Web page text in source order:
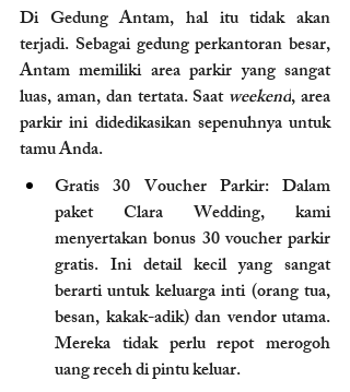
Di Gedung Antam, hal itu tidak akan
terjadi. Sebagai gedung perkantoran besar,
Antam memiliki area parkir yang sangat
luas, aman, dan tertata. Saat weekend, area
parkir ini didedikasikan sepenuhnya untuk
tamu Anda.
Gratis 30 Voucher Parkir: Dalam
paket Clara Wedding, kami
menyertakan bonus 30 voucher parkir
gratis. Ini detail kecil yang sangat
berarti untuk keluarga inti (orang tua,
besan, kakak-adik) dan vendor utama.
Mereka tidak perlu repot merogoh
uang receh di pintu keluar.